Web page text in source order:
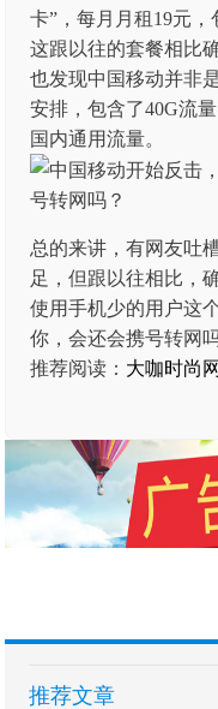
卡”，每月月租19元，
这跟以往的套餐相比
也发现中国移动并非
安排，包含了40G流
国内通用流量。
总的来讲，有网友吐
足，但跟以往相比，
使用手机少的用户这
你，会还会携号转网
推荐阅读： 大咖时尚网
推荐文章